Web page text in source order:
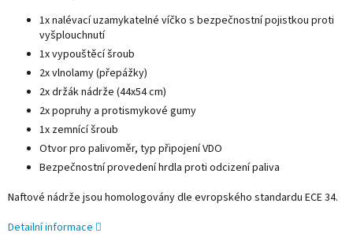
1x nalévací uzamykatelné víčko s bezpečnostní pojistkou proti
vyšplouchnutí
1x vypouštěcí šroub
2x vlnolamy (přepážky)
2x držák nádrže (44x54 cm)
2x popruhy a protismykové gumy
1x zemnící šroub
Otvor pro palivoměr, typ připojení VDO
Bezpečnostní provedení hrdla proti odcizení paliva
Naftové nádrže jsou homologovány dle evropského standardu ECE 34.
Detailní informace